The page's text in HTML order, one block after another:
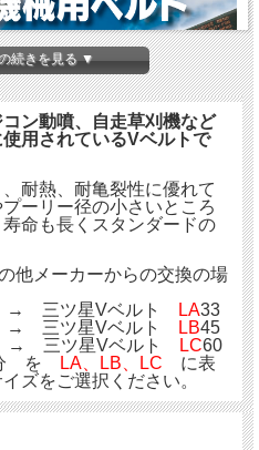
続きを見る ▼
ン動噴、自走草刈機など
用されているVベルトで
耐熱、耐亀裂性に優れて
ーリー径の小さいところ
命も長くスタンダードの
他メーカーからの交換の場
三ツ星Vベルト LA33
三ツ星Vベルト LB45
三ツ星Vベルト LC60
を LA、LB、LC に表
ズをご選択ください。